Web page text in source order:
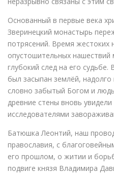
Основанный в первые века
Зверинецкий монастырь
потрясений. Время жестоких
опустошительных нашествий
глубокий след на его
был засыпан землёй, надолго
словно забытый Богом и
древние стены вновь
исследователями
Батюшка Леонтий, наш
православия, с
его прошлом, о житии и
подвиге князя Владимира